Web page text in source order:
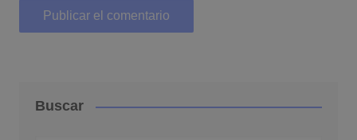
Buscar